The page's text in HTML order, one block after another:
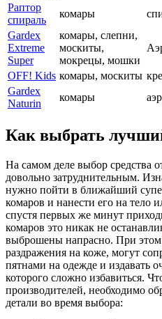
Раптор
спираль
комары
Gardex
Extreme
Super
комары, слепни,
москиты,
мокрецы, мошки
OFF! Kids комары, москиты
Gardex
Naturin
комары
Как выбрать
На самом деле выбор средства
довольно затруднительным.
нужно пойти в ближайший
комаров и нанести его на тело
спустя первых же минут
комаров это никак не
выброшены напрасно. При этом
раздражения на коже, могут
пятнами на одежде и издавать
которого сложно избавиться.
производителей, необходимо
детали во время выбора: